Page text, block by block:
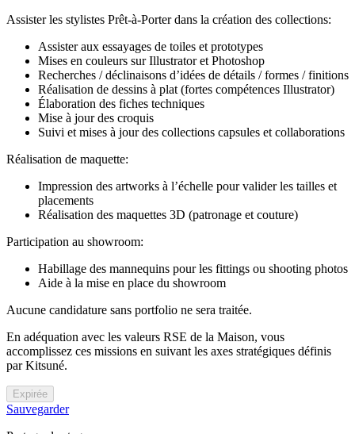
Assister les stylistes Prêt-à-Porter dans la création des collections:
Assister aux essayages de toiles et prototypes
Mises en couleurs sur Illustrator et Photoshop
Recherches / déclinaisons d’idées de détails / formes / finitions
Réalisation de dessins à plat (fortes compétences Illustrator)
Élaboration des fiches techniques
Mise à jour des croquis
Suivi et mises à jour des collections capsules et collaborations
Réalisation de maquette:
Impression des artworks à l’échelle pour valider les tailles et
placements
Réalisation des maquettes 3D (patronage et couture)
Participation au showroom:
Habillage des mannequins pour les fittings ou shooting photos
Aide à la mise en place du showroom
Aucune candidature sans portfolio ne sera traitée.
En adéquation avec les valeurs RSE de la Maison, vous
accomplissez ces missions en suivant les axes stratégiques définis
par Kitsuné.
Expirée
Sauvegarder